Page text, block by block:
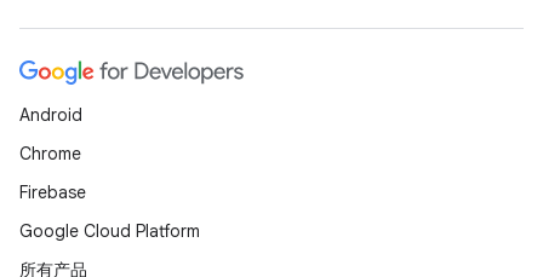
Android
Chrome
Firebase
Google Cloud Platform
所有产品